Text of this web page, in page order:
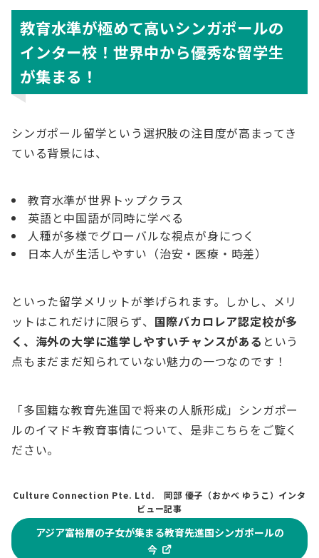
教育水準が極めて高いシンガポールの
インター校！世界中から優秀な留学生
が集まる！
シンガポール留学という選択肢の注目度が高まってき
ている背景には、
教育水準が世界トップクラス
英語と中国語が同時に学べる
人種が多様でグローバルな視点が身につく
日本人が生活しやすい（治安・医療・時差）
といった留学メリットが挙げられます。しかし、メリ
ットはこれだけに限らず、 国際バカロレア認定校が多
く、海外の大学に進学しやすいチャンスがある という
点もまだまだ知られていない魅力の一つなのです！
「多国籍な教育先進国で将来の人脈形成」シンガポー
ルのイマドキ教育事情について、是非こちらをご覧く
ださい。
Culture Connection Pte. Ltd. 岡部 優子（おかべ ゆうこ）インタ
ビュー記事
アジア富裕層の子女が集まる教育先進国シンガポールの
今